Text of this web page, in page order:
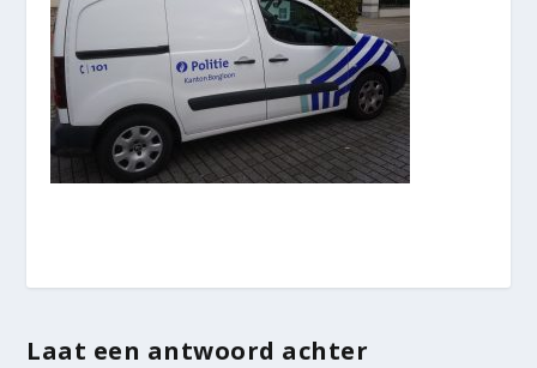
Laat een antwoord achter